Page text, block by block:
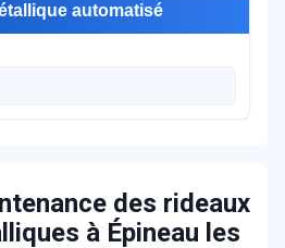
automatisé
des rideaux
à Épineau les